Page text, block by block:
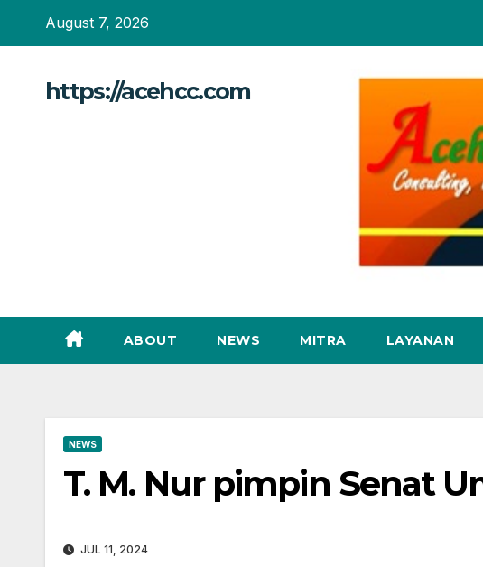
August 7, 2026
https://acehcc.com
ABOUT NEWS MITRA LAYANAN
NEWS
T. M. Nur pimpin Senat
JUL 11, 2024